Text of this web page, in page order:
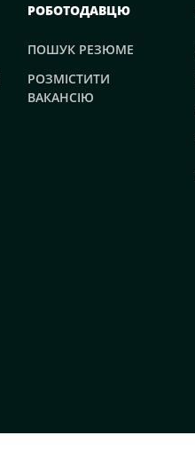
РОБОТОДАВЦЮ
ПОШУК РЕЗЮМЕ
РОЗМІСТИТИ
ВАКАНСІЮ